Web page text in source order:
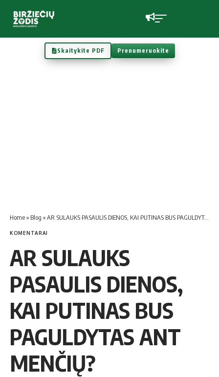
Skaitykite PDF Prenumeruokite
Home» Blog »AR SULAUKS PASAULIS DIENOS, KAI PUTINAS BUS PAGULDYTAS ANT MENČIŲ?
KOMENTARAI
AR SULAUKS
PASAULIS DIENOS,
KAI PUTINAS BUS
PAGULDYTAS ANT
MENČIŲ?